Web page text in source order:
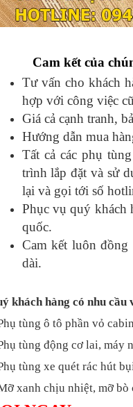
Cam kết của
Tư vấn cho khách
hợp với công việc
Giá cả cạnh tranh,
Hướng dẫn mua
Tất cả các phụ
trình lắp đặt và sử
lại và gọi tới số
Phục vụ quý khách
quốc.
Cam kết luôn
dài.
khách hàng có nhu cầu
tùng ô tô phần vỏ
tùng động cơ lai, máy
tùng xe quét rác hút
xanh chịu nhiệt, mỡ